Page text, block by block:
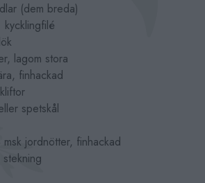
(dem breda)
lagom stora
finhackad
spetskål
jordnötter, finhackad